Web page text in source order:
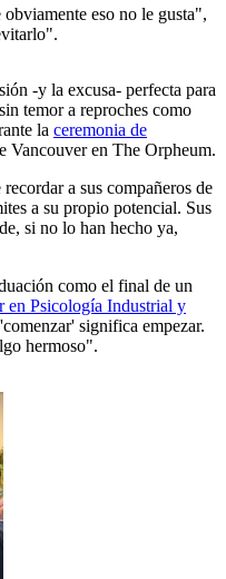
eso no le gusta",
-y la excusa- perfecta para
temor a reproches como
la ceremonia de
Vancouver en The Orpheum.
a sus compañeros de
a su propio potencial. Sus
si no lo han hecho ya,
como el final de un
en Psicología Industrial y
significa empezar.
hermoso".